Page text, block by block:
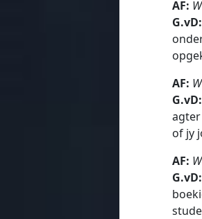
AF:
G.vD:
AF:
G.vD:
of jy
AF:
G.vD: